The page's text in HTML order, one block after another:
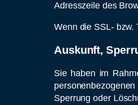
Adresszeile des
Wenn die SSL- bzw.
Auskunft,
Sie haben im
Sperrung oder